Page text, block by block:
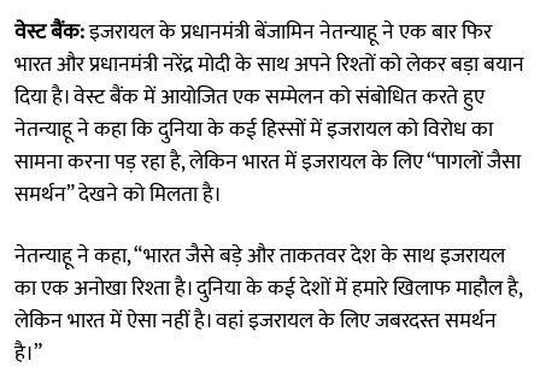
वेस्ट बैंक:इजरायल के प्रधानमंत्री बेंजामिन नेतन्याहू ने एक बार फिर
भारत और प्रधानमंत्री नरेंद्र मोदी के साथ अपने रिश्तों को लेकर बड़ा बयान
दिया है। वेस्ट बैंक में आयोजित एक सम्मेलन को संबोधित करते हुए
नेतन्याहू ने कहा कि दुनिया के कई हिस्सों में इजरायल को विरोध का
सामना करना पड़ रहा है, लेकिन भारत में इजरायल के लिए “पागलों जैसा
समर्थन” देखने को मिलता है।
नेतन्याहू ने कहा, “भारत जैसे बड़े और ताकतवर देश के साथ इजरायल
का एक अनोखा रिश्ता है। दुनिया के कई देशों में हमारे खिलाफ माहौल है,
लेकिन भारत में ऐसा नहीं है। वहां इजरायल के लिए जबरदस्त समर्थन
है।”